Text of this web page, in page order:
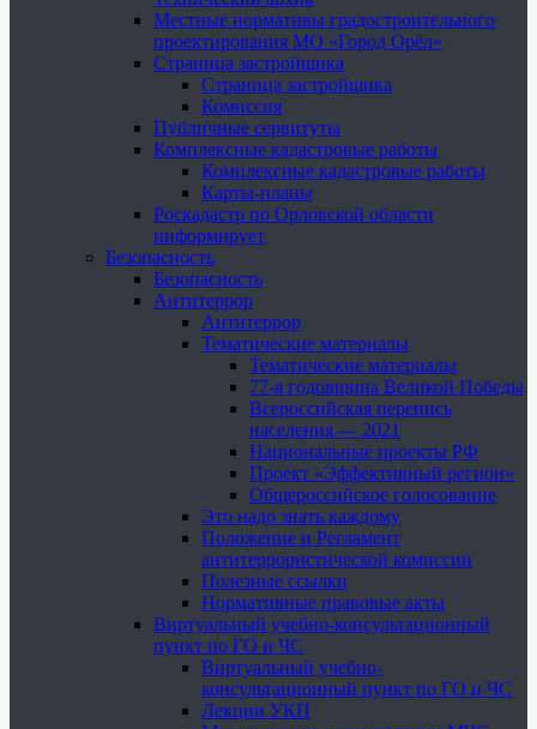
Местные нормативы градостроительного
проектирования МО «Город Орёл»
Страница застройщика
Страница застройщика
Комиссия
Публичные сервитуты
Комплексные кадастровые работы
Комплексные кадастровые работы
Карты-планы
Роскадастр по Орловской области
информирует
Безопасность
Безопасность
Антитеррор
Антитеррор
Тематические материалы
Тематические материалы
77-я годовщина Великой Победы
Всероссийская перепись
населения — 2021
Национальные проекты РФ
Проект «Эффективный регион»
Общероссийское голосование
Это надо знать каждому
Положение и Регламент
антитеррористической комиссии
Полезные ссылки
Нормативные правовые акты
Виртуальный учебно-консультационный
пункт по ГО и ЧС
Виртуальный учебно-
консультационный пункт по ГО и ЧС
Лекции УКП